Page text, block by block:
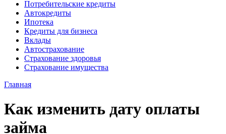
Потребительские кредиты
Автокредиты
Ипотека
Кредиты для бизнеса
Вклады
Автострахование
Страхование здоровья
Страхование имущества
Главная
Как изменить дату оплаты
займа